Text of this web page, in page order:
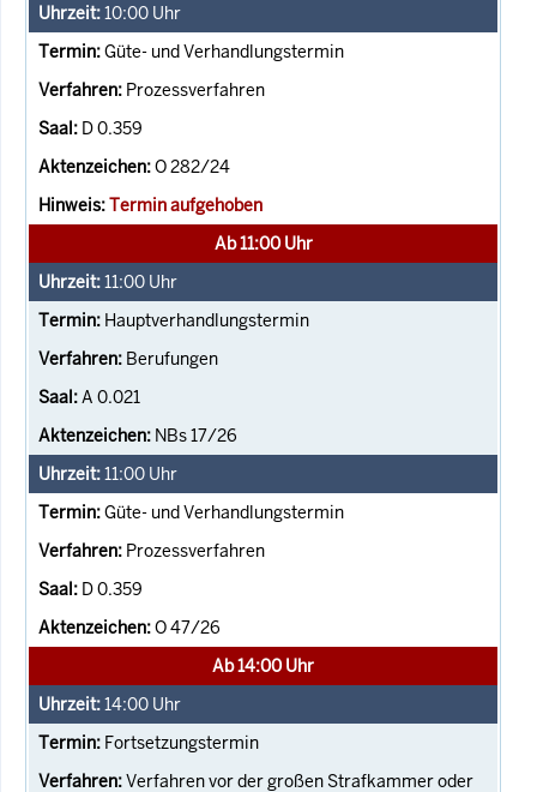
10:00 Uhr
Güte- und Verhandlungstermin
Prozessverfahren
D 0.359
O 282/24
Termin aufgehoben
Ab 11:00 Uhr
11:00 Uhr
Hauptverhandlungstermin
Berufungen
A 0.021
NBs 17/26
11:00 Uhr
Güte- und Verhandlungstermin
Prozessverfahren
D 0.359
O 47/26
Ab 14:00 Uhr
14:00 Uhr
Fortsetzungstermin
Verfahren vor der großen Strafkammer oder